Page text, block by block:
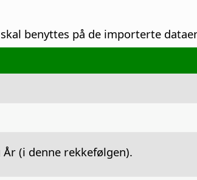
benyttes på de importerte
(i denne rekkefølgen).